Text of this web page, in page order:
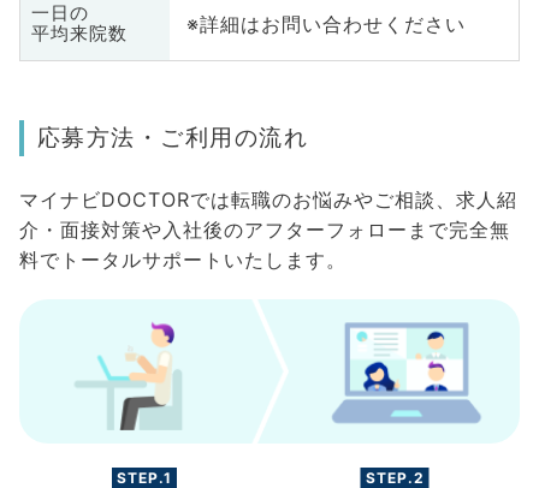
一日の
平均来院数
※詳細はお問い合わせください
応募方法・ご利用の流れ
マイナビDOCTORでは転職のお悩みやご相談、求人紹
介・面接対策や入社後のアフターフォローまで完全無
料でトータルサポートいたします。
STEP.1 STEP.2